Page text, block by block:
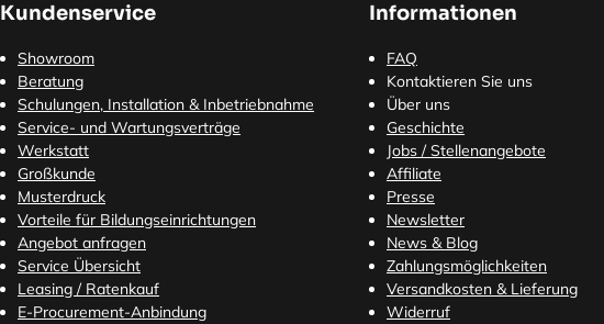
Kundenservice
Showroom
Beratung
Schulungen, Installation & Inbetriebnahme
Service- und Wartungsverträge
Werkstatt
Großkunde
Musterdruck
Vorteile für Bildungseinrichtungen
Angebot anfragen
Service Übersicht
Leasing / Ratenkauf
E-Procurement-Anbindung
Informationen
FAQ
Kontaktieren Sie uns
Über uns
Geschichte
Jobs / Stellenangebote
Affiliate
Presse
Newsletter
News & Blog
Zahlungsmöglichkeiten
Versandkosten & Lieferung
Widerruf